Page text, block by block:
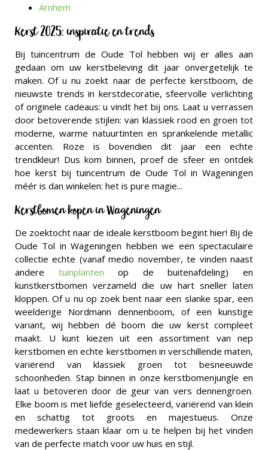
Arnhem
Kerst 2025: inspiratie en trends
Bij tuincentrum de Oude Tol hebben wij er alles aan
gedaan om uw kerstbeleving dit jaar onvergetelijk te
maken. Of u nu zoekt naar de perfecte kerstboom, de
nieuwste trends in kerstdecoratie, sfeervolle verlichting
of originele cadeaus: u vindt het bij ons. Laat u verrassen
door betoverende stijlen: van klassiek rood en groen tot
moderne, warme natuurtinten en sprankelende metallic
accenten. Roze is bovendien dit jaar een echte
trendkleur! Dus kom binnen, proef de sfeer en ontdek
hoe kerst bij tuincentrum de Oude Tol in Wageningen
méér is dan winkelen: het is pure magie...
Kerstbomen kopen in Wageningen
De zoektocht naar de ideale kerstboom begint hier! Bij de
Oude Tol in Wageningen hebben we een spectaculaire
collectie echte (vanaf medio november, te vinden naast
andere tuinplanten op de buitenafdeling) en
kunstkerstbomen verzameld die uw hart sneller laten
kloppen. Of u nu op zoek bent naar een slanke spar, een
weelderige Nordmann dennenboom, of een kunstige
variant, wij hebben dé boom die uw kerst compleet
maakt. U kunt kiezen uit een assortiment van nep
kerstbomen en echte kerstbomen in verschillende maten,
variërend van klassiek groen tot besneeuwde
schoonheden. Stap binnen in onze kerstbomenjungle en
laat u betoveren door de geur van vers dennengroen.
Elke boom is met liefde geselecteerd, variërend van klein
en schattig tot groots en majestueus. Onze
medewerkers staan klaar om u te helpen bij het vinden
van de perfecte match voor uw huis en stijl.